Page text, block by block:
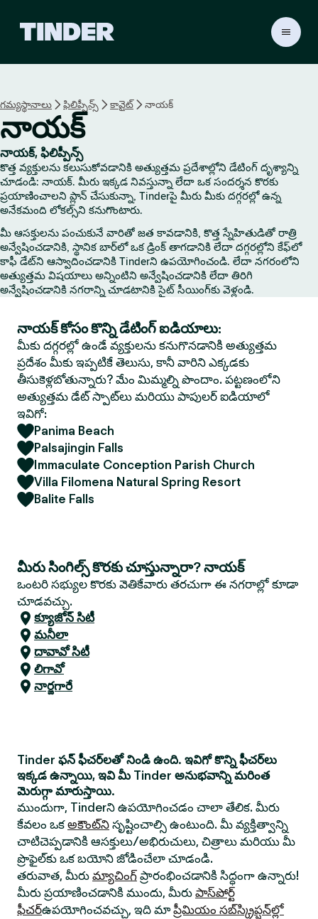
r
గమ్యస్థానాలు ఫిలిప్పీన్స్ కావైట్ నాయక్
నాయక్
నాయక్, ఫిలిప్పీన్స్
కొత్త వ్యక్తులను కలుసుకోవడానికి అత్యుత్తమ ప్రదేశాల్లోని డేటింగ్ దృశ్యాన్ని
చూడండి: నాయక్. మీరు ఇక్కడ నివస్తున్నా లేదా ఒక సందర్శన కొరకు
ప్రయాణించాలని ప్లాన్ చేసుకున్నా, Tinderపై మీరు మీకు దగ్గరల్లో ఉన్న
అనేకమంది లోకల్స్‌ని కనుగొంటారు.
మీ ఆసక్తులను పంచుకునే వారితో జత కావడానికి, కొత్త స్నేహితుడితో రాత్రి
అన్వేషించడానికి, స్థానిక బార్‌లో ఒక డ్రింక్ తాగడానికి లేదా దగ్గరల్లోని కేఫ్‌లో
కాఫీ డేట్‌ని ఆస్వాదించడానికి Tinderని ఉపయోగించండి. లేదా నగరంలోని
అత్యుత్తమ విషయాలు అన్నింటిని అన్వేషించడానికి లేదా తిరిగి
అన్వేషించడానికి నగరాన్ని చూడటానికి సైట్ సీయింగ్‌కు వెళ్లండి.
నాయక్ కోసం కొన్ని డేటింగ్ ఐడియాలు:
మీకు దగ్గరల్లో ఉండే వ్యక్తులను కనుగొనడానికి అత్యుత్తమ
ప్రదేశం మీకు ఇప్పటికే తెలుసు, కానీ వారిని ఎక్కడకు
తీసుకెళ్లబోతున్నారు? మేం మిమ్మల్ని పొందాం. పట్టణంలోని
అత్యుత్తమ డేట్ స్పాట్‌లు మరియు పాపులర్ ఐడియాలో
ఇవిగో:
Panima Beach
Palsajingin Falls
Immaculate Conception Parish Church
Villa Filomena Natural Spring Resort
Balite Falls
మీరు సింగిల్స్ కొరకు చూస్తున్నారా? నాయక్
ఒంటరి సభ్యుల కొరకు వెతికేవారు తరచుగా ఈ నగరాల్లో కూడా
చూడవచ్చు.
క్యూజోన్ సిటీ
మనీలా
దావావో సిటీ
లిగావో
నార్జగారే
Tinder ఫన్ ఫీచర్‌లతో నిండి ఉంది. ఇవిగో కొన్ని ఫీచర్‌లు
ఇక్కడ ఉన్నాయి, ఇవి మీ Tinder అనుభవాన్ని మరింత
మెరుగ్గా మారుస్తాయి.
ముందుగా, Tinderని ఉపయోగించడం చాలా తేలిక. మీరు
కేవలం ఒకఅకౌంట్‌ని సృష్టించాల్సి ఉంటుంది. మీ వ్యక్తిత్వాన్ని
చాటిచెప్పడానికి ఆసక్తులు/అభిరుచులు, చిత్రాలు మరియు మీ
ప్రొఫైల్‌కు ఒక బయోని జోడించేలా చూడండి.
తరువాత, మీరు మ్యాచింగ్ ప్రారంభించడానికి సిద్ధంగా ఉన్నారు!
మీరు ప్రయాణించడానికి ముందు, మీరు పాస్‌పోర్ట్
ఫీచర్ఉపయోగించవచ్చు, ఇది మాప్రీమియం సబ్‌స్క్రిప్షన్‌ల్లో